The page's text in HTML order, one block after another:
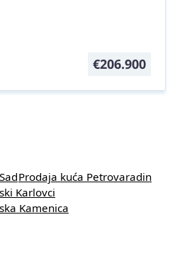
€206.900
Prodaja kuća Petrovaradin
Karlovci
Kamenica